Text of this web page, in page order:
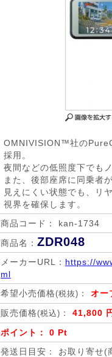
OMNIVISION™社の
採用。
夜間などの低照度下でも
また、後部座席に同乗者
見えにくい状態でも、リ
視界を確保します。
商品コード： kan-1734
商品名： ZDR048
メーカーURL： https://
ml
希望小売価格(税抜) ： オー
販売価格(税込) ： 41,800
ポイント： 0 Pt
発送日目安： お取り寄せ(